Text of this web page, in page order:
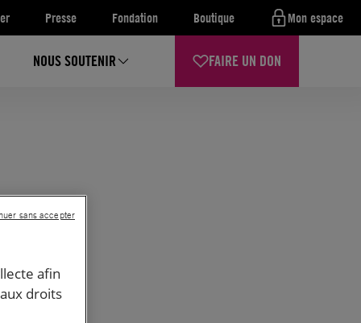
Presse Fondation Boutique Mon espace
NOUS SOUTENIR FAIRE UN DON
afin
droits
sans accepter